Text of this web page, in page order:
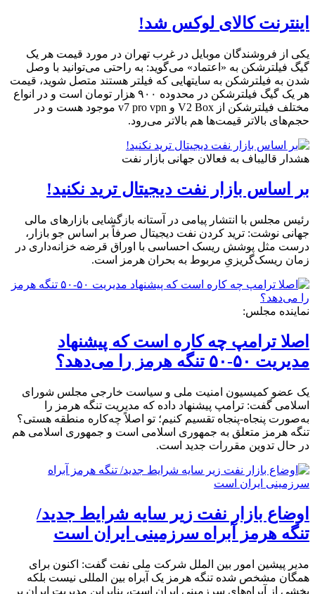
اینترنت کالای لوکس شد!
یکی از فروشندگان موبایل در غرب تهران در مورد قیمت هر یک
گیگ فیلترشکن به «اعتماد» می‌گوید: به راحتی می‌توانید با وصل
شدن به فیلترشکن به سایت‎هایی که فیلتر هستند متصل شوید، قیمت
هر یک گیگ فیلترشکن در محدوده ۹۰۰ هزار تومان است و در انواع
مختلف فیلترشکن از V2 Box و v7 pro vpn موجود هست و در
حجم‌های بالاتر قیمت‌ها هم بالاتر می‌رود.
هشدار قالیباف به فعالان جهانی بازار نفت
بر اساس بازار نفت دیجیتال ترید نکنید!
رئیس مجلس با انتشار پیامی در آستانه بازگشایی بازارهای مالی
جهانی نوشت: ترید کردن نفت دیجیتال صرفاً بر اساس جو بازار،
درست مثل پوشش ریسک احساسی با اوراق قرضه خزانه‌داری در
زمان ریسک‌گریزیِ مربوط به بحران هرمز است.
نماینده مجلس:
اصلا ترامپ چه کاره است که پیشنهاد
مدیریت ۵۰-۵۰ تنگه هرمز را می‌دهد؟
یک عضو کمیسیون امنیت ملی و سیاست خارجی مجلس شورای
اسلامی گفت: ترامپ پیشنهاد داده‌ که مدیریت تنگه هرمز را
به‌صورت پنجاه-پنجاه تقسیم کنیم؛ تو اصلاً چه‌کاره منطقه هستی؟
تنگه هرمز متعلق به جمهوری اسلامی است و جمهوری اسلامی هم
در حال تدوین مقررات جدید است.
اوضاع بازار نفت زیر سایه شرایط جدید/
تنگه هرمز آبراه‌ سرزمینی ایران است
مدیر پیشین امور بین الملل شرکت ملی نفت گفت: اکنون برای
همگان مشخص شده تنگه هرمز یک آبراه بین المللی نیست بلکه
بخشی از آبراه‌های سرزمینی ایران است، بنابراین مدیریت ایران بر